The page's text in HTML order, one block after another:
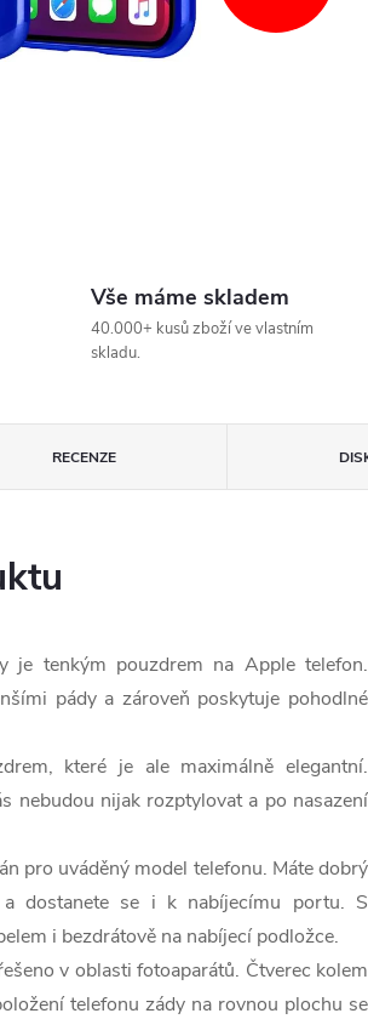
Vše máme skladem
40.000+ kusů zboží ve vlastním
skladu.
RECENZE
je tenkým pouzdrem na Apple telefon.
pády a zároveň poskytuje pohodlné
které je ale maximálně elegantní.
nebudou nijak rozptylovat a po nasazení
pro uváděný model telefonu. Máte dobrý
dostanete se i k nabíjecímu portu. S
i bezdrátově na nabíjecí podložce.
v oblasti fotoaparátů. Čtverec kolem
telefonu zády na rovnou plochu se